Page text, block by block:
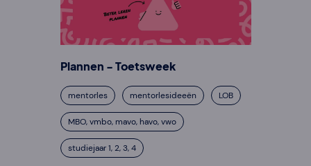
Plannen - Toetsweek
mentorles mentorlesideeën LOB
MBO, vmbo, mavo, havo, vwo
studiejaar 1, 2, 3, 4